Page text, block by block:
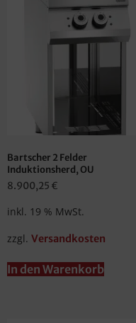
Bartscher 2 Felder
Induktionsherd, OU
8.900,25 €
inkl. 19 % MwSt.
zzgl. Versandkosten
In den Warenkorb